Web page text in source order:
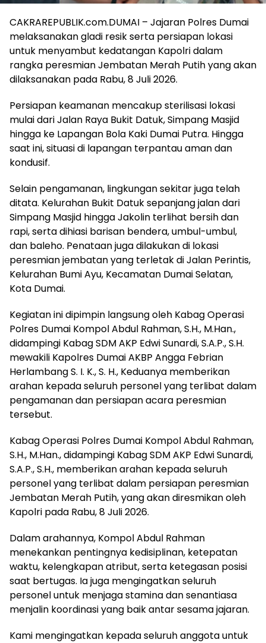
CAKRAREPUBLIK.com.DUMAI – Jajaran Polres Dumai
melaksanakan gladi resik serta persiapan lokasi
untuk menyambut kedatangan Kapolri dalam
rangka peresmian Jembatan Merah Putih yang akan
dilaksanakan pada Rabu, 8 Juli 2026.
Persiapan keamanan mencakup sterilisasi lokasi
mulai dari Jalan Raya Bukit Datuk, Simpang Masjid
hingga ke Lapangan Bola Kaki Dumai Putra. Hingga
saat ini, situasi di lapangan terpantau aman dan
kondusif.
Selain pengamanan, lingkungan sekitar juga telah
ditata. Kelurahan Bukit Datuk sepanjang jalan dari
Simpang Masjid hingga Jakolin terlihat bersih dan
rapi, serta dihiasi barisan bendera, umbul-umbul,
dan baleho. Penataan juga dilakukan di lokasi
peresmian jembatan yang terletak di Jalan Perintis,
Kelurahan Bumi Ayu, Kecamatan Dumai Selatan,
Kota Dumai.
Kegiatan ini dipimpin langsung oleh Kabag Operasi
Polres Dumai Kompol Abdul Rahman, S.H., M.Han.,
didampingi Kabag SDM AKP Edwi Sunardi, S.A.P., S.H.
mewakili Kapolres Dumai AKBP Angga Febrian
Herlambang S. I. K., S. H., Keduanya memberikan
arahan kepada seluruh personel yang terlibat dalam
pengamanan dan persiapan acara peresmian
tersebut.
Kabag Operasi Polres Dumai Kompol Abdul Rahman,
S.H., M.Han., didampingi Kabag SDM AKP Edwi Sunardi,
S.A.P., S.H., memberikan arahan kepada seluruh
personel yang terlibat dalam persiapan peresmian
Jembatan Merah Putih, yang akan diresmikan oleh
Kapolri pada Rabu, 8 Juli 2026.
Dalam arahannya, Kompol Abdul Rahman
menekankan pentingnya kedisiplinan, ketepatan
waktu, kelengkapan atribut, serta ketegasan posisi
saat bertugas. Ia juga mengingatkan seluruh
personel untuk menjaga stamina dan senantiasa
menjalin koordinasi yang baik antar sesama jajaran.
Kami mengingatkan kepada seluruh anggota untuk